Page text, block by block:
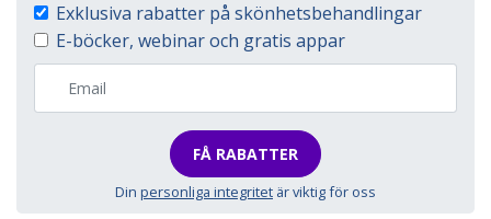
Exklusiva rabatter på skönhetsbehandlingar
E-böcker, webinar och gratis appar
FÅ RABATTER
Din personliga integritet är viktig för oss